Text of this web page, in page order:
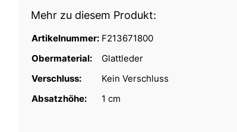
Mehr zu diesem Produkt:
Artikelnummer: F213671800
Obermaterial:
Glattleder
Verschluss:
Kein Verschluss
Absatzhöhe:
1 cm